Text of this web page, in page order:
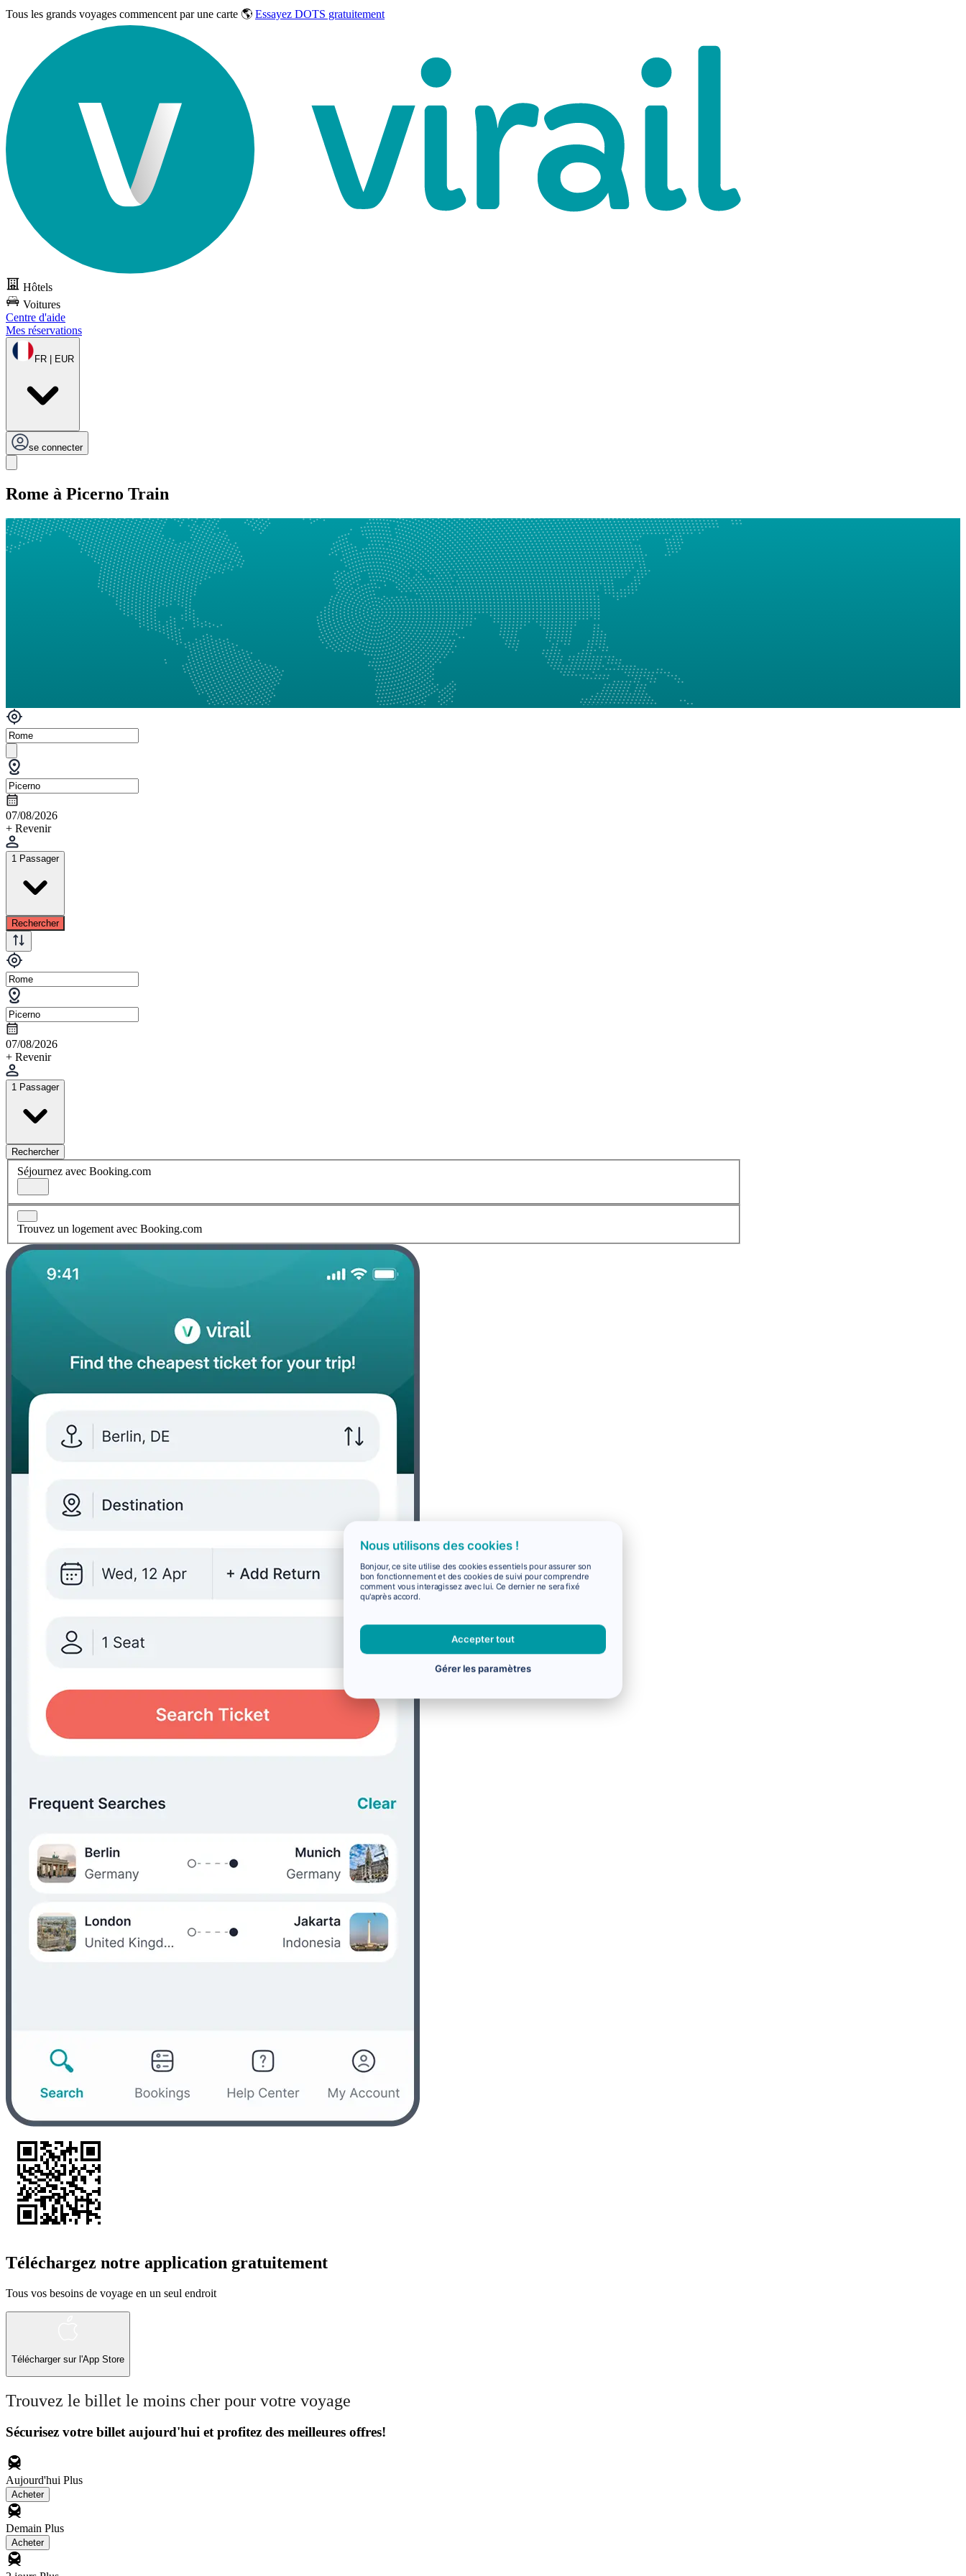
Tous les grands voyages commencent par une carte 🌎 Essayez DOTS gratuitement
Hôtels
Voitures
Centre d'aide
Mes réservations
FR | EUR
se connecter
Rome à Picerno Train
07/08/2026
+ Revenir
1 Passager
Rechercher
07/08/2026
+ Revenir
1 Passager
Rechercher
Séjournez avec Booking.com
Trouvez un logement avec Booking.com
Téléchargez notre application gratuitement
Tous vos besoins de voyage en un seul endroit
Télécharger sur l'App Store
Trouvez le billet le moins cher pour votre voyage
Sécurisez votre billet aujourd'hui et profitez des meilleures offres!
Aujourd'hui Plus
Acheter
Demain Plus
Acheter
Nous utilisons des cookies !
Bonjour, ce site utilise des cookies essentiels pour assurer son
bon fonctionnement et des cookies de suivi pour comprendre
comment vous interagissez avec lui. Ce dernier ne sera fixé
qu'après accord.
Accepter tout
Gérer les paramètres